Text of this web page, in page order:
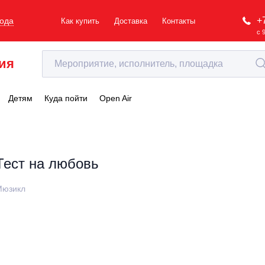
Как купить Доставка Контакты
с
Детям Куда пойти Open Air
на любовь